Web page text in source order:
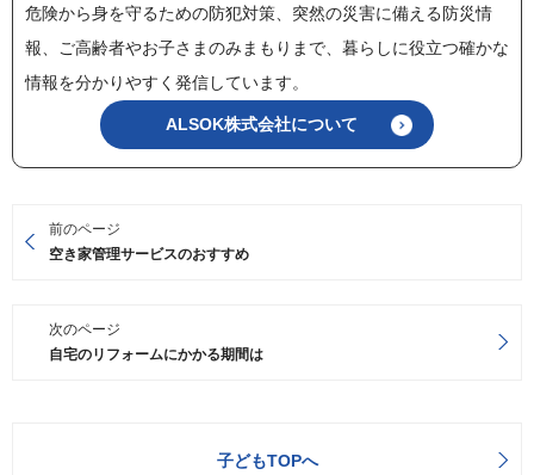
危険から身を守るための防犯対策、突然の災害に備える防災情
報、ご高齢者やお子さまのみまもりまで、暮らしに役立つ確かな
情報を分かりやすく発信しています。
ALSOK株式会社について
前のページ
空き家管理サービスのおすすめ
次のページ
自宅のリフォームにかかる期間は
子どもTOPへ